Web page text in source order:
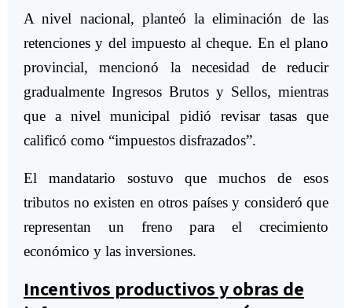
A nivel nacional, planteó la eliminación de las
retenciones y del impuesto al cheque. En el plano
provincial, mencionó la necesidad de reducir
gradualmente Ingresos Brutos y Sellos, mientras
que a nivel municipal pidió revisar tasas que
calificó como “impuestos disfrazados”.
El mandatario sostuvo que muchos de esos
tributos no existen en otros países y consideró que
representan un freno para el crecimiento
económico y las inversiones.
Incentivos productivos y obras de